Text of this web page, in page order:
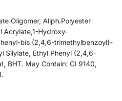
Oligomer, Aliph.Polyester
Acrylate,1-Hydroxy-
bis (2,4,6-trimethylbenzoyl)-
Silylate, Ethyl Phenyl (2,4,6-
BHT. May Contain: CI 9140,